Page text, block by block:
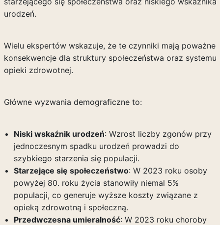
urodzeń.
Wielu ekspertów wskazuje, że te czynniki mają poważne
konsekwencje dla struktury społeczeństwa oraz systemu
opieki zdrowotnej.
Główne wyzwania demograficzne to:
Niski wskaźnik urodzeń: Wzrost liczby zgonów przy
jednoczesnym spadku urodzeń prowadzi do
szybkiego starzenia się populacji.
Starzejące się społeczeństwo: W 2023 roku osoby
powyżej 80. roku życia stanowiły niemal 5%
populacji, co generuje wyższe koszty związane z
opieką zdrowotną i społeczną.
Przedwczesna umieralność: W 2023 roku choroby